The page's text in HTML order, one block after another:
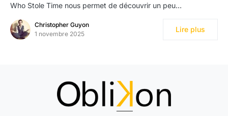
Who Stole Time nous permet de découvrir un peu…
Christopher Guyon
1 novembre 2025
Lire plus